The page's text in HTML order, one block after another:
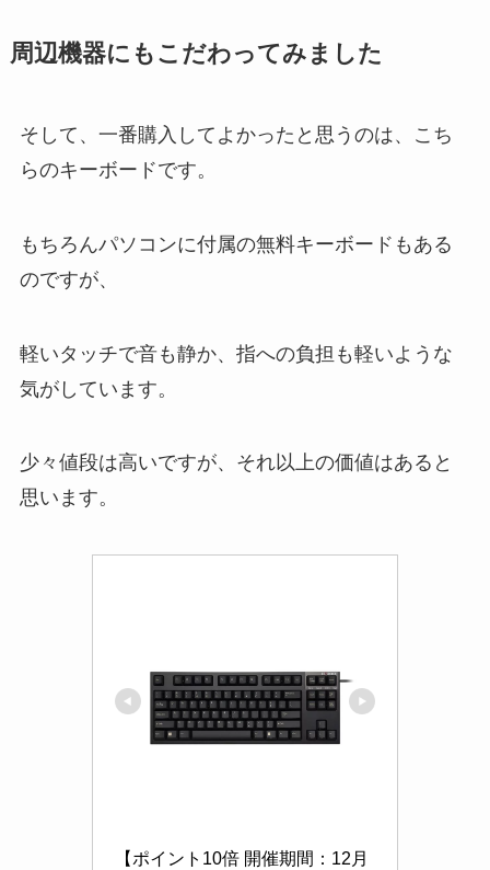
周辺機器にもこだわってみました
そして、一番購入してよかったと思うのは、こち
らのキーボードです。
もちろんパソコンに付属の無料キーボードもある
のですが、
軽いタッチで音も静か、指への負担も軽いような
気がしています。
少々値段は高いですが、それ以上の価値はあると
思います。
【ポイント10倍 開催期間：12月